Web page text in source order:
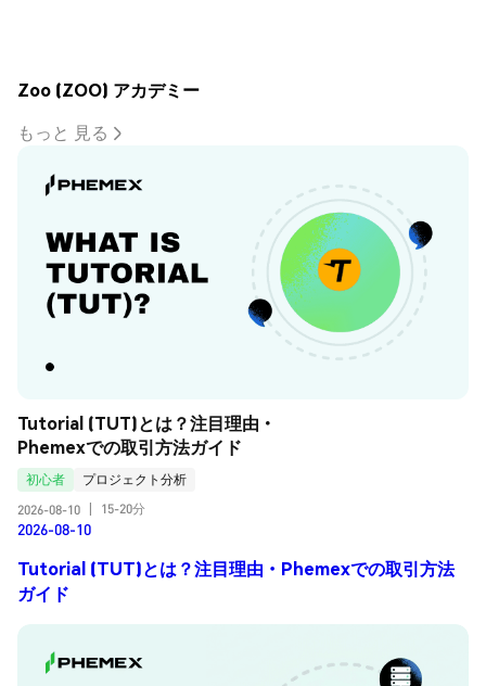
Zoo (ZOO) アカデミー
もっと 見る
Tutorial (TUT)とは？注目理由・
Phemexでの取引方法ガイド
初心者
プロジェクト分析
2026-08-10
15-20分
2026-08-10
Tutorial (TUT)とは？注目理由・Phemexでの取引方法
ガイド